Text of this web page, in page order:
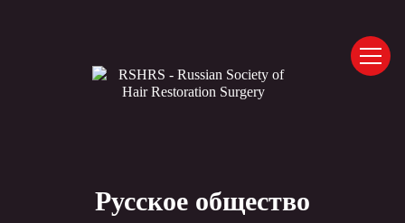
Русское общество